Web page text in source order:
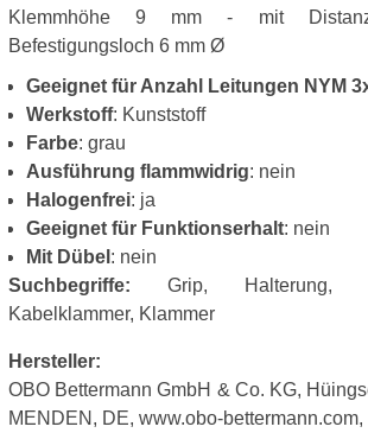
Klemmhöhe 9 mm - mit
Befestigungsloch 6 mm Ø
Geeignet für Anzahl Leitungen NYM
Werkstoff: Kunststoff
Farbe: grau
Ausführung flammwidrig: nein
Halogenfrei: ja
Geeignet für Funktionserhalt: nein
Mit Dübel : nein
Suchbegriffe: Grip, Halterung,
Kabelklammer, Klammer
Hersteller:
OBO Bettermann GmbH & Co. KG,
MENDEN, DE, www.obo-